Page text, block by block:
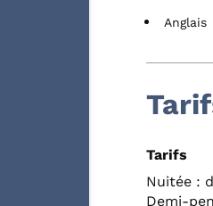
Anglais
Tarifs
Nuitée :
Demi-